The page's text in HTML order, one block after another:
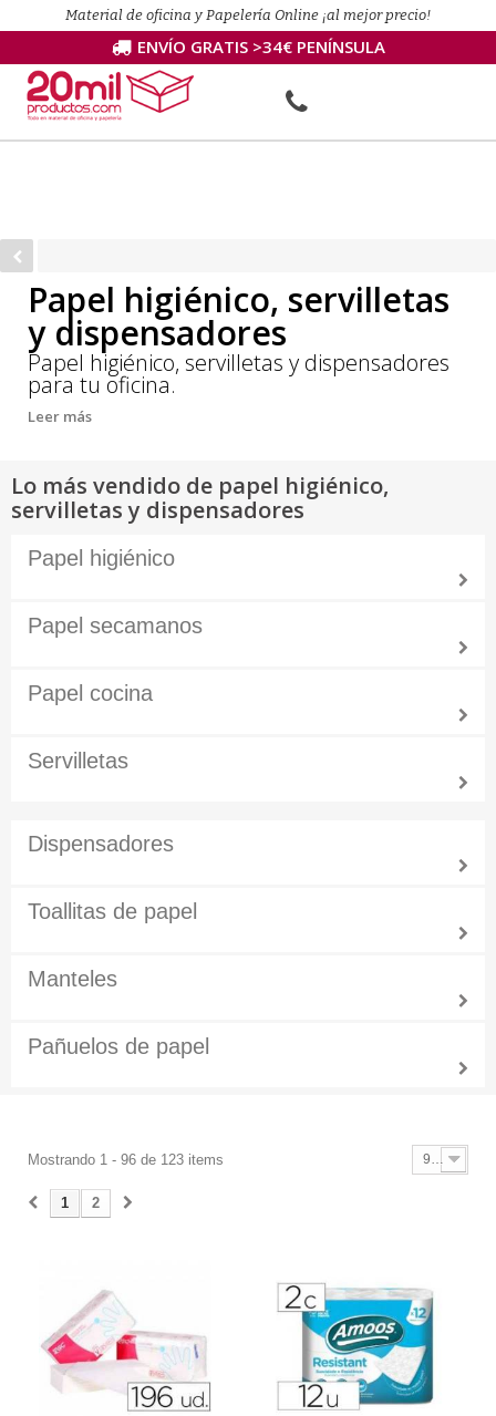
Material de oficina y Papelería Online ¡al mejor precio!
ENVÍO GRATIS >34€ PENÍNSULA
Papel higiénico, servilletas
y dispensadores
Papel higiénico, servilletas y dispensadores
para tu oficina.
Leer más
Lo más vendido de papel higiénico,
servilletas y dispensadores
Papel higiénico
Papel secamanos
Papel cocina
Servilletas
Dispensadores
Toallitas de papel
Manteles
Pañuelos de papel
Mostrando 1 - 96 de 123 items 96
1 2